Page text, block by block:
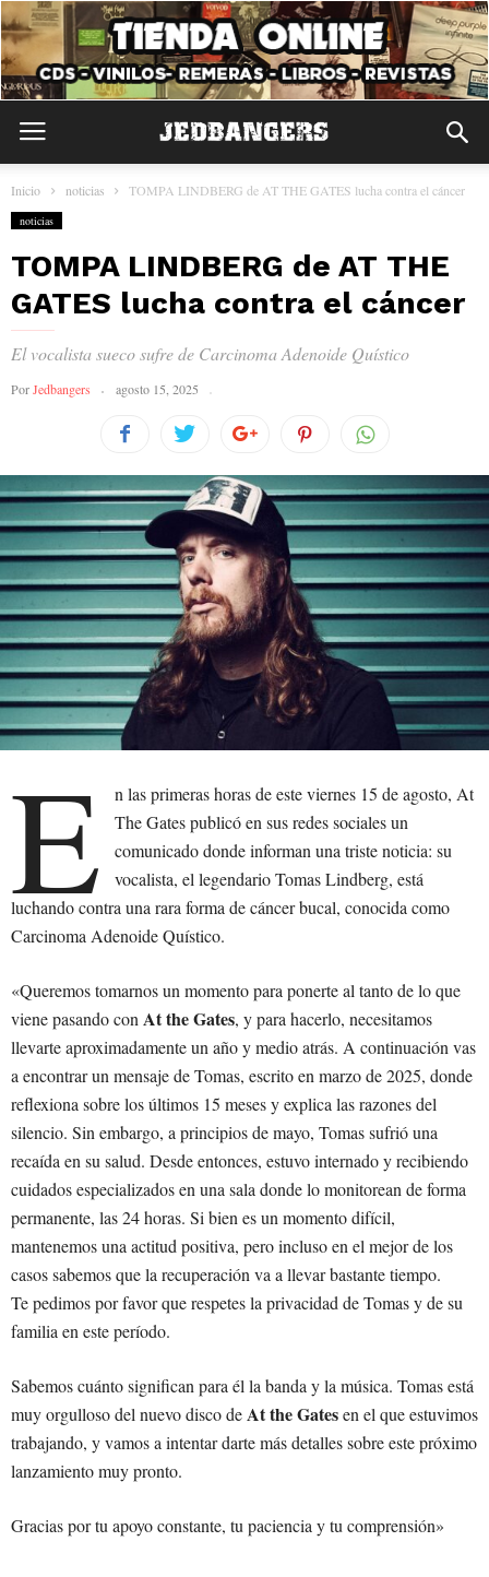
Inicio noticias TOMPA LINDBERG de AT THE GATES lucha contra el cáncer
noticias
TOMPA LINDBERG de AT THE
GATES lucha contra el cáncer
El vocalista sueco sufre de Carcinoma Adenoide Quístico
PorJedbangers agosto 15, 2025
E
n las primeras horas de este viernes 15 de agosto, At
The Gates publicó en sus redes sociales un
comunicado donde informan una triste noticia: su
vocalista, el legendario Tomas Lindberg, está
luchando contra una rara forma de cáncer bucal, conocida como
Carcinoma Adenoide Quístico.
«Queremos tomarnos un momento para ponerte al tanto de lo que
viene pasando conAt the Gates, y para hacerlo, necesitamos
llevarte aproximadamente un año y medio atrás. A continuación vas
a encontrar un mensaje de Tomas, escrito en marzo de 2025, donde
reflexiona sobre los últimos 15 meses y explica las razones del
silencio. Sin embargo, a principios de mayo, Tomas sufrió una
recaída en su salud. Desde entonces, estuvo internado y recibiendo
cuidados especializados en una sala donde lo monitorean de forma
permanente, las 24 horas. Si bien es un momento difícil,
mantenemos una actitud positiva, pero incluso en el mejor de los
casos sabemos que la recuperación va a llevar bastante tiempo.
Te pedimos por favor que respetes la privacidad de Tomas y de su
familia en este período.
Sabemos cuánto significan para él la banda y la música. Tomas está
muy orgulloso del nuevo disco deAt the Gatesen el que estuvimos
trabajando, y vamos a intentar darte más detalles sobre este próximo
lanzamiento muy pronto.
Gracias por tu apoyo constante, tu paciencia y tu comprensión»